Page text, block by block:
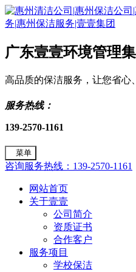
广东壹壹环境管理
高品质的保洁服务，让您省心
服务热线：
139-2570-1161
菜单
咨询服务热线：139-2570-1161
网站首页
关于壹壹
公司简介
资质证书
合作客户
服务项目
学校保洁